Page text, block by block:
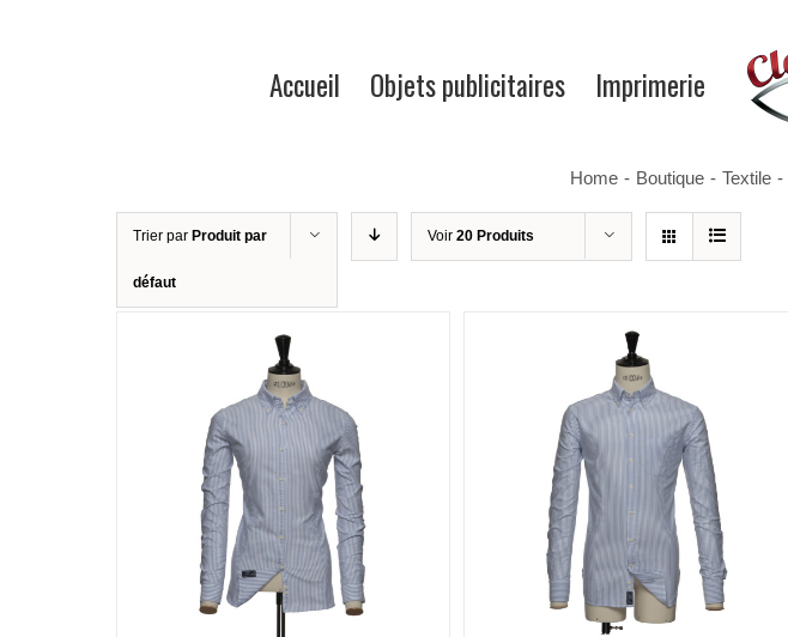
Accueil Objets publicitaires Imprimerie
Home - Boutique - Textile -
Trier par Produit par
défaut
Voir 20 Produits